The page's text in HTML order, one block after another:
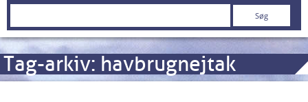
Søg
Tag-arkiv: havbrugnejtak